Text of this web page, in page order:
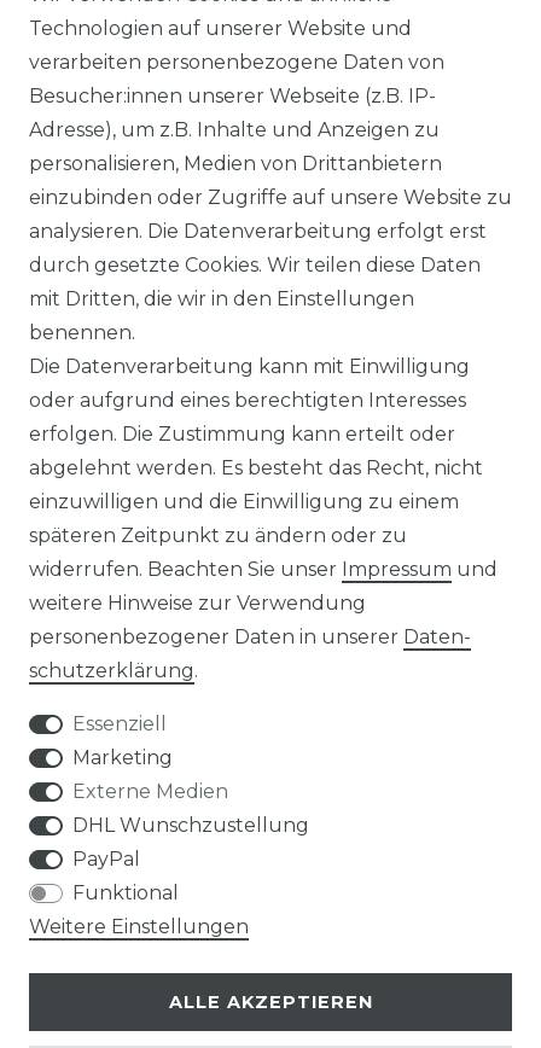
BEZAHLUNG
KLIMA- UND UMWELTSCHUTZ
LEXIKON
UNTERNEHMEN
ÜBER UNS
HERSTELLER
REFERENZEN
Widerrufs­recht
VERTRAG WIDERRUFEN
Klimaprofis GmbH & Co. KG
Design & supervision by MILLER
© Copyright 2026 | Alle Rechte vorbehalten.
Technologien auf unserer Website und
verarbeiten personenbezogene Daten von
Besucher:innen unserer Webseite (z.B. IP-
Adresse), um z.B. Inhalte und Anzeigen zu
personalisieren, Medien von Drittanbietern
einzubinden oder Zugriffe auf unsere Website zu
analysieren. Die Datenverarbeitung erfolgt erst
durch gesetzte Cookies. Wir teilen diese Daten
mit Dritten, die wir in den Einstellungen
benennen.
Die Datenverarbeitung kann mit Einwilligung
oder aufgrund eines berechtigten Interesses
erfolgen. Die Zustimmung kann erteilt oder
abgelehnt werden. Es besteht das Recht, nicht
einzuwilligen und die Einwilligung zu einem
späteren Zeitpunkt zu ändern oder zu
widerrufen. Beachten Sie unser Impressum und
weitere Hinweise zur Verwendung
personenbezogener Daten in unserer Daten­
schutz­erklärung.
Essenziell
Marketing
Externe Medien
DHL Wunschzustellung
PayPal
Funktional
Weitere Einstellungen
ALLE AKZEPTIEREN